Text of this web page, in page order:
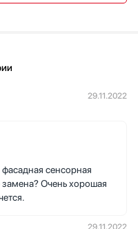
29.11.2022
сенсорная
Очень хорошая
29.11.2022